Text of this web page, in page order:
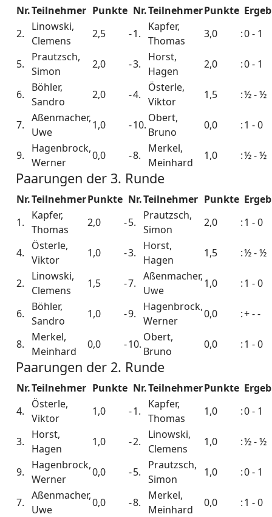
Nr.Teilnehmer Punkte Nr.TeilnehmerPunkte
2.
Linowski,
Clemens
2,5 -1.
Kapfer,
Thomas
3,0 :0 - 1
5.
Prautzsch,
Simon
2,0 -3.
Horst,
Hagen
2,0 :0 - 1
6.
Böhler,
Sandro
2,0 -4.
Österle,
Viktor
1,5 :½ - ½
7.
Aßenmacher,
Uwe
1,0 -10.
Obert,
Bruno
0,0 :1 - 0
9.
Hagenbrock,
Werner
0,0 -8.
Merkel,
Meinhard
1,0 :½ - ½
Paarungen der 3. Runde
Nr.TeilnehmerPunkte Nr.Teilnehmer Punkte
1.
Kapfer,
Thomas
2,0 -5.
Prautzsch,
Simon
2,0 :1 - 0
4.
Österle,
Viktor
1,0 -3.
Horst,
Hagen
1,5 :½ - ½
2.
Linowski,
Clemens
1,5 -7.
Aßenmacher,
Uwe
1,0 :1 - 0
6.
Böhler,
Sandro
1,0 -9.
Hagenbrock,
Werner
0,0 :+ - -
8.
Merkel,
Meinhard
0,0 -10.
Obert,
Bruno
0,0 :1 - 0
Paarungen der 2. Runde
Nr.Teilnehmer Punkte Nr.TeilnehmerPunkte
4.
Österle,
Viktor
1,0 -1.
Kapfer,
Thomas
1,0 :0 - 1
3.
Horst,
Hagen
1,0 -2.
Linowski,
Clemens
1,0 :½ - ½
9.
Hagenbrock,
Werner
0,0 -5.
Prautzsch,
Simon
1,0 :0 - 1
7.
Aßenmacher,
Uwe
0,0 -8.
Merkel,
Meinhard
0,0 :1 - 0